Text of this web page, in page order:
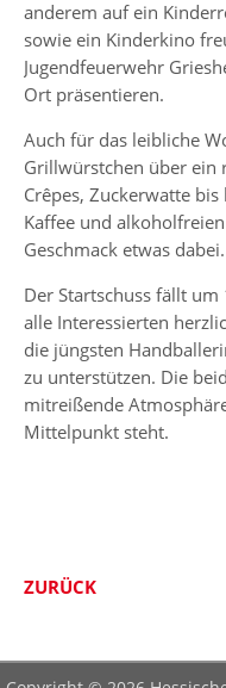
anderem auf ein
sowie ein Kinderkino
Jugendfeuerwehr
Ort präsentieren.
Auch für das leibliche
Grillwürstchen über ein
Crêpes, Zuckerwatte
Kaffee und
Geschmack etwas dabei.
Der Startschuss fällt
alle Interessierten
die jüngsten
zu unterstützen. Die
mitreißende
Mittelpunkt steht.
ZURÜCK